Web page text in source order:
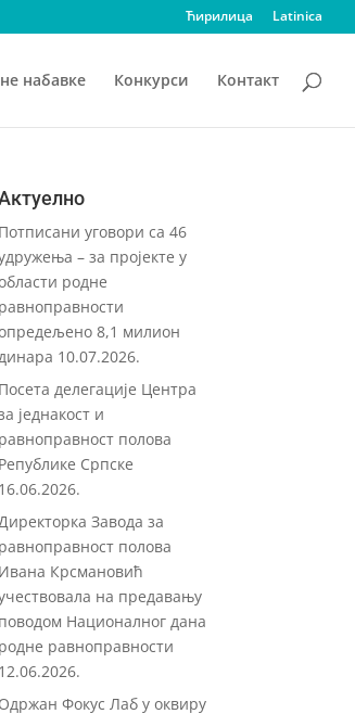
Ћирилица Latinica
набавке Конкурси Контакт
Потписани уговори са 46
– за пројекте у
родне
равноправности
8,1 милион
10.07.2026.
Посета делегације Центра
једнакост и
равноправност полова
Републике Српске
16.06.2026.
Завода за
равноправност полова
Ивана Крсмановић
на предавању
поводом Националног дана
родне равноправности
12.06.2026.
Одржан Фокус Лаб у оквиру